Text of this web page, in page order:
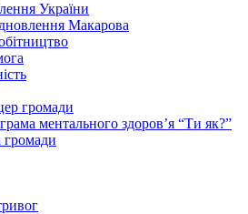
України
Макарова
громади
ментального здоров’я “Ти як?”
громади